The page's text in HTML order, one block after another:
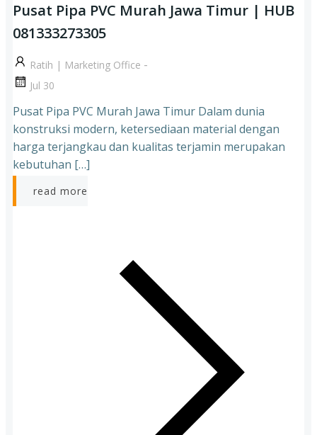
Pusat Pipa PVC Murah Jawa Timur | HUB
081333273305
Ratih | Marketing Office -
Jul 30
Pusat Pipa PVC Murah Jawa Timur Dalam dunia
konstruksi modern, ketersediaan material dengan
harga terjangkau dan kualitas terjamin merupakan
kebutuhan […]
read more